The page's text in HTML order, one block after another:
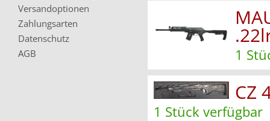
Versandoptionen
Zahlungsarten
Datenschutz
AGB
1
CZ
1 Stück verfügbar